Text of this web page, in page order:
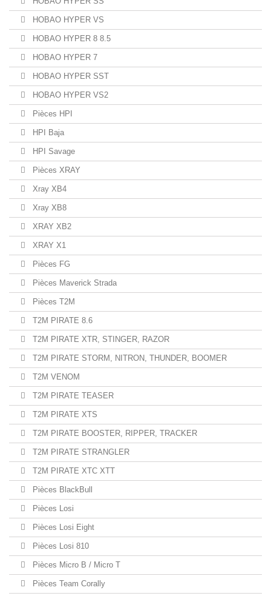
HOBAO HYPER VS
HOBAO HYPER 8 8.5
HOBAO HYPER 7
HOBAO HYPER SST
HOBAO HYPER VS2
Pièces HPI
HPI Baja
HPI Savage
Pièces XRAY
Xray XB4
Xray XB8
XRAY XB2
XRAY X1
Pièces FG
Pièces Maverick Strada
Pièces T2M
T2M PIRATE 8.6
T2M PIRATE XTR, STINGER, RAZOR
T2M PIRATE STORM, NITRON, THUNDER, BOOMER
T2M VENOM
T2M PIRATE TEASER
T2M PIRATE XTS
T2M PIRATE BOOSTER, RIPPER, TRACKER
T2M PIRATE STRANGLER
T2M PIRATE XTC XTT
Pièces BlackBull
Pièces Losi
Pièces Losi Eight
Pièces Losi 810
Pièces Micro B / Micro T
Pièces Team Corally